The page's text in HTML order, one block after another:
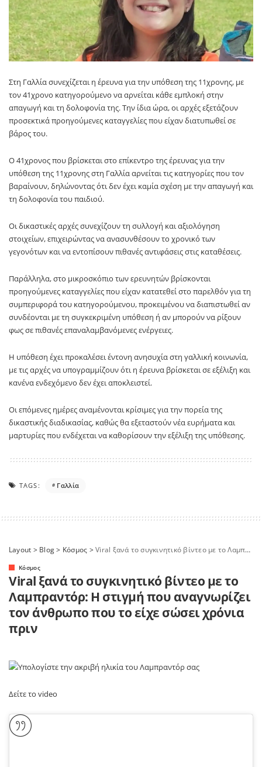
Στη Γαλλία συνεχίζεται η έρευνα για την υπόθεση της 11χρονης, με
τον 41χρονο κατηγορούμενο να αρνείται κάθε εμπλοκή στην
απαγωγή και τη δολοφονία της. Την ίδια ώρα, οι αρχές εξετάζουν
προσεκτικά προηγούμενες καταγγελίες που είχαν διατυπωθεί σε
βάρος του.
Ο 41χρονος που βρίσκεται στο επίκεντρο της έρευνας για την
υπόθεση της 11χρονης στη Γαλλία αρνείται τις κατηγορίες που τον
βαραίνουν, δηλώνοντας ότι δεν έχει καμία σχέση με την απαγωγή και
τη δολοφονία του παιδιού.
Οι δικαστικές αρχές συνεχίζουν τη συλλογή και αξιολόγηση
στοιχείων, επιχειρώντας να ανασυνθέσουν το χρονικό των
γεγονότων και να εντοπίσουν πιθανές αντιφάσεις στις καταθέσεις.
Παράλληλα, στο μικροσκόπιο των ερευνητών βρίσκονται
προηγούμενες καταγγελίες που είχαν κατατεθεί στο παρελθόν για τη
συμπεριφορά του κατηγορούμενου, προκειμένου να διαπιστωθεί αν
συνδέονται με τη συγκεκριμένη υπόθεση ή αν μπορούν να ρίξουν
φως σε πιθανές επαναλαμβανόμενες ενέργειες.
Η υπόθεση έχει προκαλέσει έντονη ανησυχία στη γαλλική κοινωνία,
με τις αρχές να υπογραμμίζουν ότι η έρευνα βρίσκεται σε εξέλιξη και
κανένα ενδεχόμενο δεν έχει αποκλειστεί.
Οι επόμενες ημέρες αναμένονται κρίσιμες για την πορεία της
δικαστικής διαδικασίας, καθώς θα εξεταστούν νέα ευρήματα και
μαρτυρίες που ενδέχεται να καθορίσουν την εξέλιξη της υπόθεσης.
TAGS: Γαλλία
Layout > Blog> Κόσμος >Viral ξανά το συγκινητικό βίντεο με το Λαμπραντόρ: Η στιγμή που αναγνωρίζει τον άνθρωπο που το είχε σώσει χρόνια πριν
Κόσμος
Viral ξανά το συγκινητικό βίντεο με το
Λαμπραντόρ: Η στιγμή που αναγνωρίζει
τον άνθρωπο που το είχε σώσει χρόνια
πριν
Δείτε το video